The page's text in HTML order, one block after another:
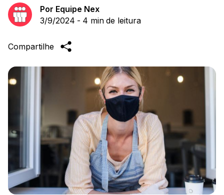
Por Equipe Nex
3/9/2024 - 4 min de leitura
Compartilhe